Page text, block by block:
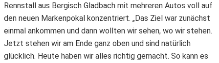
Rennstall aus Bergisch Gladbach mit mehreren Autos voll auf
den neuen Markenpokal konzentriert. „Das Ziel war zunächst
einmal ankommen und dann wollten wir sehen, wo wir stehen.
Jetzt stehen wir am Ende ganz oben und sind natürlich
glücklich. Heute haben wir alles richtig gemacht. So kann es